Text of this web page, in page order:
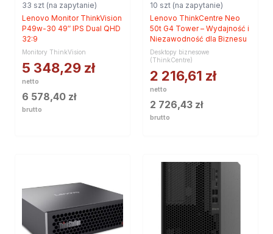
33 szt (na zapytanie)
Lenovo Monitor ThinkVision
P49w-30 49″ IPS Dual QHD
32:9
Monitory ThinkVision
5 348,29 zł
netto
6 578,40 zł
brutto
10 szt (na zapytanie)
Lenovo ThinkCentre Neo
50t G4 Tower – Wydajność i
Niezawodność dla Biznesu
Desktopy biznesowe
(ThinkCentre)
2 216,61 zł
netto
2 726,43 zł
brutto